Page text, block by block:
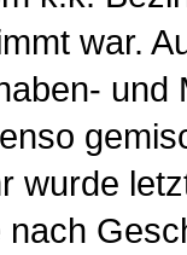
war.
wurde